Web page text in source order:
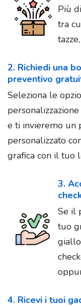
Più
tra
2. Richiedi una
preventivo
Seleziona le
e ti invieremo un
personalizzato
grafica con il tuo
3.
Se il
tuo
4. Ricevi i tuoi